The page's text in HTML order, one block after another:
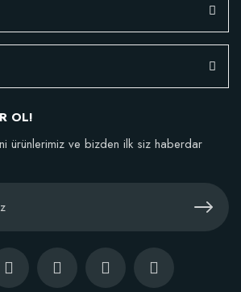
OL!
ürünlerimiz ve bizden ilk siz haberdar